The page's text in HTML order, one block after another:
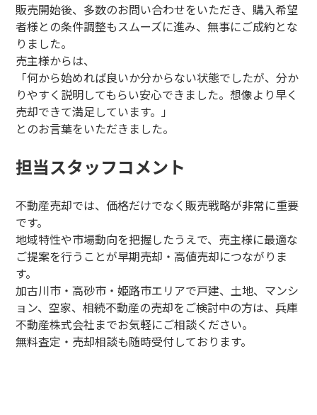
販売開始後、多数のお問い合わせをいただき、購入希望
者様との条件調整もスムーズに進み、無事にご成約とな
りました。
売主様からは、
「何から始めれば良いか分からない状態でしたが、分か
りやすく説明してもらい安心できました。想像より早く
売却できて満足しています。」
とのお言葉をいただきました。
担当スタッフコメント
不動産売却では、価格だけでなく販売戦略が非常に重要
です。
地域特性や市場動向を把握したうえで、売主様に最適な
ご提案を行うことが早期売却・高値売却につながりま
す。
加古川市・高砂市・姫路市エリアで戸建、土地、マンシ
ョン、空家、相続不動産の売却をご検討中の方は、兵庫
不動産株式会社までお気軽にご相談ください。
無料査定・売却相談も随時受付しております。